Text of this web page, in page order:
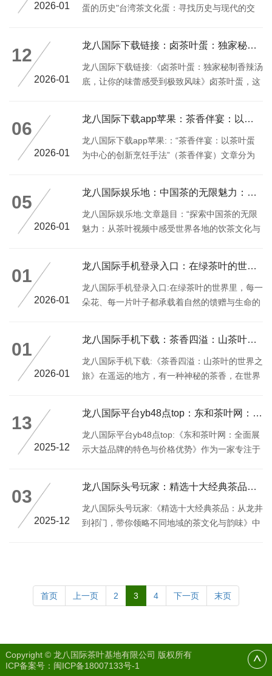
2026-01
蛋的历史"台湾茶文化蛋：寻找历史与现代的交
12
2026-01
龙八国际下载链接：卤茶叶蛋：独家秘制香辣汤底，让你的味蕾感受
龙八国际下载链接:《卤茶叶蛋：独家秘制香辣汤
底，让你的味蕾感受到极致风味》卤茶叶蛋，这
庭餐桌上的常客
06
2026-01
龙八国际下载app苹果：茶香伴宴：以茶叶蛋为中心的创新烹饪手
龙八国际下载app苹果:：“茶香伴宴：以茶叶蛋
为中心的创新烹饪手法”（茶香伴宴）文章分为
式
05
2026-01
龙八国际娱乐地：中国茶的无限魅力：从茶叶视频中感受世界各地的
龙八国际娱乐地:文章题目：“探索中国茶的无限
魅力：从茶叶视频中感受世界各地的饮茶文化与
01
2026-01
龙八国际手机登录入口：在绿茶叶的世界里，每一朵花、每一片叶子
龙八国际手机登录入口:在绿茶叶的世界里，每一
朵花、每一片叶子都承载着自然的馈赠与生命的
01
2026-01
龙八国际手机下载：茶香四溢：山茶叶的世界之旅
龙八国际手机下载:《茶香四溢：山茶叶的世界之
旅》在遥远的地方，有一种神秘的茶香，在世界
13
2025-12
龙八国际平台yb48点top：东和茶叶网：全面展示大益品牌的
龙八国际平台yb48点top:《东和茶叶网：全面展
示大益品牌的特色与价格优势》作为一家专注于
03
2025-12
龙八国际头号玩家：精选十大经典茶品：从龙井到祁门，带你领略不
龙八国际头号玩家:《精选十大经典茶品：从龙井
到祁门，带你领略不同地域的茶文化与韵味》中
首页 上一页 2 3 4 下一页 末页
Copyright © 龙八国际茶叶基地有限公司 版权所有
ICP备案号： 闽ICP备18007133号-1